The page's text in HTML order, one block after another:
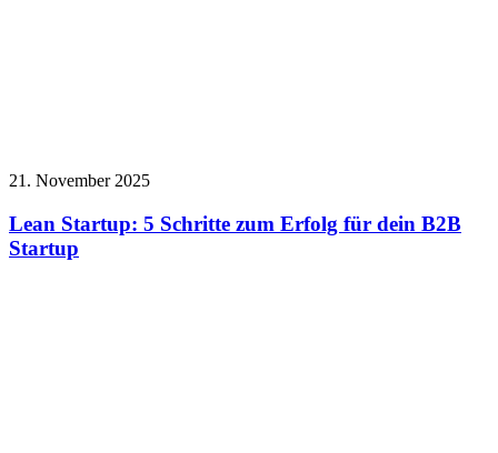
21. November 2025
Lean Startup: 5 Schritte zum Erfolg für dein B2B
Startup